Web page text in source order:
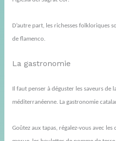
D’autre part, les richesses folkloriques
de flamenco.
La gastronomie
Il faut penser à déguster les saveurs de
méditerranéenne. La gastronomie
Goûtez aux tapas, régalez-vous avec les